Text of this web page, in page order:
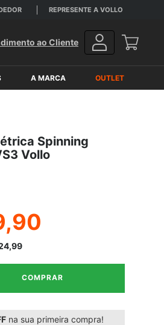
REPRESENTE A VOLLO
ao Cliente
A MARCA OUTLET
Spinning
Vollo
,90
COMPRAR
na sua primeira compra!